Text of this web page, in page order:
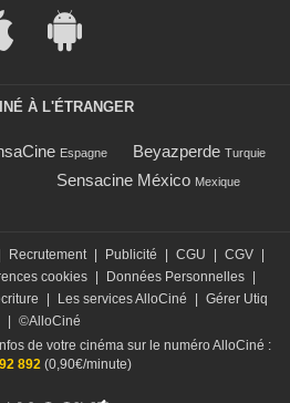
À L'ÉTRANGER
Espagne Beyazperde Turquie
Sensacine México Mexique
Recrutement | Publicité | CGU | CGV |
cookies | Données Personnelles |
| Les services AlloCiné | Gérer Utiq
| ©AlloCiné
de votre cinéma sur le numéro AlloCiné :
892(0,90€/minute)